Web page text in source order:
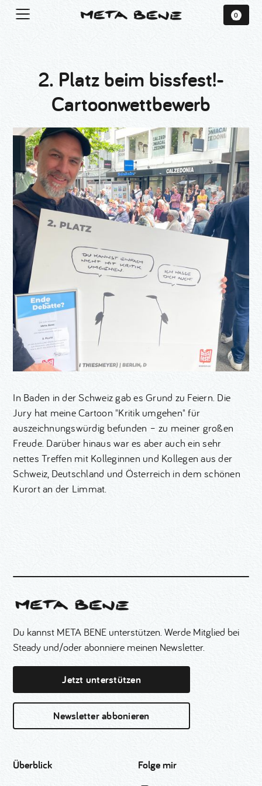
0
2. Platz beim bissfest!-
Cartoonwettbewerb
In Baden in der Schweiz gab es Grund zu Feiern. Die
Jury hat meine Cartoon "Kritik umgehen" für
auszeichnungswürdig befunden – zu meiner großen
Freude. Darüber hinaus war es aber auch ein sehr
nettes Treffen mit Kolleginnen und Kollegen aus der
Schweiz, Deutschland und Österreich in dem schönen
Kurort an der Limmat.
Du kannst META BENE unterstützen. Werde Mitglied bei
Steady und/oder abonniere meinen Newsletter.
Jetzt unterstützen
Newsletter abbonieren
Überblick Folge mir